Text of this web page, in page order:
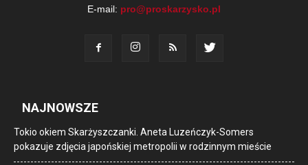
E-mail: pro@proskarzysko.pl
NAJNOWSZE
Tokio okiem Skarżyszczanki. Aneta Luzeńczyk-Somers
pokazuje zdjęcia japońskiej metropolii w rodzinnym mieście